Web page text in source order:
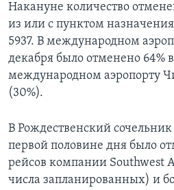
Накануне количество
из или с пунктом
5937. В международном
декабря было отменено 64%
международном аэропорту
(30%).
В Рождественский сочельник
первой половине дня было
рейсов компании Southwest
числа запланированных) и